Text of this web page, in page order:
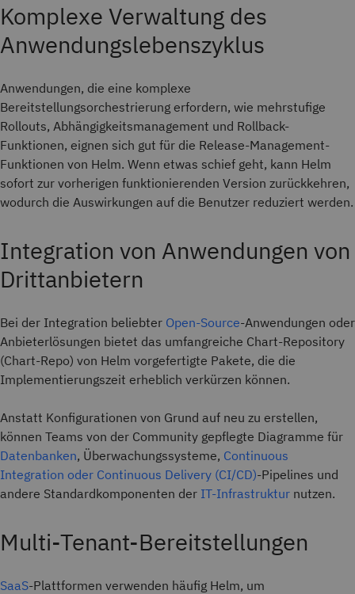
Komplexe Verwaltung des
Anwendungslebenszyklus
Anwendungen, die eine komplexe
Bereitstellungsorchestrierung erfordern, wie mehrstufige
Rollouts, Abhängigkeitsmanagement und Rollback-
Funktionen, eignen sich gut für die Release-Management-
Funktionen von Helm. Wenn etwas schief geht, kann Helm
sofort zur vorherigen funktionierenden Version zurückkehren,
wodurch die Auswirkungen auf die Benutzer reduziert werden.
Integration von Anwendungen von
Drittanbietern
Bei der Integration beliebter Open-Source-Anwendungen oder
Anbieterlösungen bietet das umfangreiche Chart-Repository
(Chart-Repo) von Helm vorgefertigte Pakete, die die
Implementierungszeit erheblich verkürzen können.
Anstatt Konfigurationen von Grund auf neu zu erstellen,
können Teams von der Community gepflegte Diagramme für
Datenbanken, Überwachungssysteme, Continuous
Integration oder Continuous Delivery (CI/CD)-Pipelines und
andere Standardkomponenten der IT-Infrastruktur nutzen.
Multi-Tenant-Bereitstellungen
SaaS-Plattformen verwenden häufig Helm, um